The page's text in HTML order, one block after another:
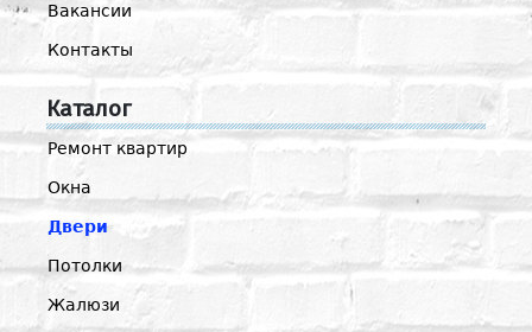
Вакансии
Контакты
Каталог
Ремонт квартир
Окна
Двери
Потолки
Жалюзи